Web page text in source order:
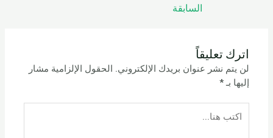
السابقة
اترك تعليقاً
لن يتم نشر عنوان بريدك الإلكتروني. الحقول الإلزامية مشار
إليها بـ*
هنا...